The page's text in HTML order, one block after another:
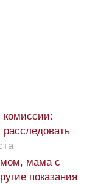
комиссии:
мама с
показания